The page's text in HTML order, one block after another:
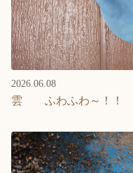
2026.06.08
雲 ふわふわ～！！